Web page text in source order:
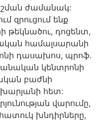
ժամանակ:
զրուցում ենք
թեկնածու, դոցենտ,
համալսարանի
դասախոս, պրոֆ.
կենտրոնի
բաժնի
հետ:
վարումը,
խնդիրները,